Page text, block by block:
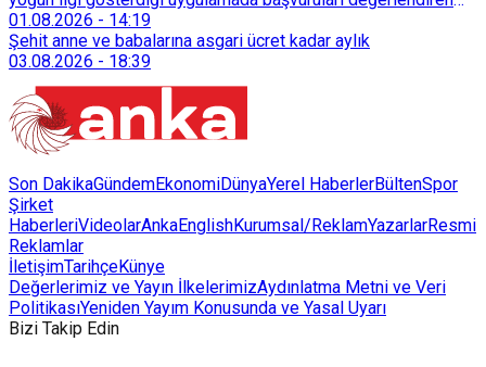
Tarımsal Hizmetler Dairesi Başkanlığı, farklı ilçelerde toplam
128 bokaşi kompost eğitimi düzenleyerek İzmirlileri
sürdürülebilir atık yönetimi sistemine dahil etti.
01.08.2026 - 14:19
Şehit anne ve babalarına asgari ücret kadar aylık
03.08.2026 - 18:39
Son DakikaGündemEkonomiDünyaYerel HaberlerBültenSpor
Şirket
HaberleriVideolarAnkaEnglishKurumsal/ReklamYazarlarResmi
Reklamlar
İletişimTarihçeKünye
Değerlerimiz ve Yayın İlkelerimizAydınlatma Metni ve Veri
PolitikasıYeniden Yayım Konusunda ve Yasal Uyarı
Bizi Takip Edin